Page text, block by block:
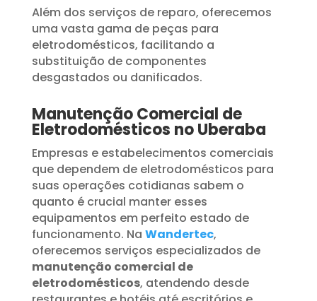
Além dos serviços de reparo, oferecemos
uma vasta gama de peças para
eletrodomésticos, facilitando a
substituição de componentes
desgastados ou danificados.
Manutenção Comercial de
Eletrodomésticos no Uberaba
Empresas e estabelecimentos comerciais
que dependem de eletrodomésticos para
suas operações cotidianas sabem o
quanto é crucial manter esses
equipamentos em perfeito estado de
funcionamento. Na Wandertec,
oferecemos serviços especializados de
manutenção comercial de
eletrodomésticos, atendendo desde